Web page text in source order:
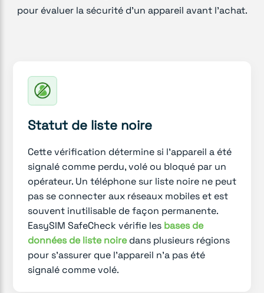
pour évaluer la sécurité d'un appareil avant l'achat.
Statut de liste noire
Cette vérification détermine si l'appareil a été
signalé comme perdu, volé ou bloqué par un
opérateur. Un téléphone sur liste noire ne peut
pas se connecter aux réseaux mobiles et est
souvent inutilisable de façon permanente.
EasySIM SafeCheck vérifie les bases de
données de liste noiredans plusieurs régions
pour s'assurer que l'appareil n'a pas été
signalé comme volé.